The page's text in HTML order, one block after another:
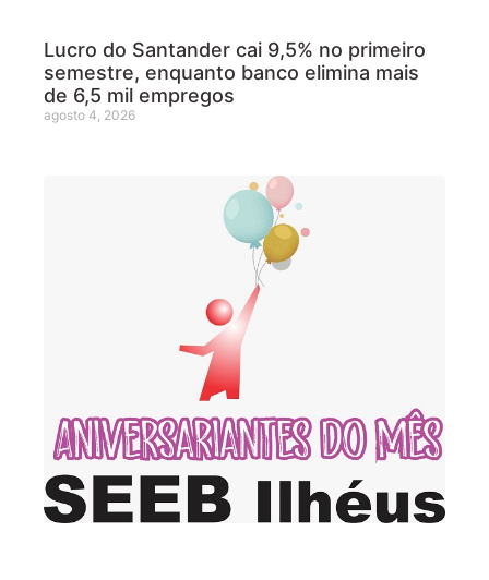
Lucro do Santander cai 9,5% no primeiro
semestre, enquanto banco elimina mais
de 6,5 mil empregos
agosto 4, 2026